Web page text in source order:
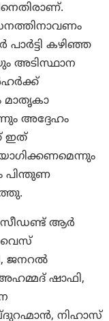
കഴിഞ്ഞ
അടിസ്ഥാന
മാതൃകാ
അദ്ദേഹം
ഇത്
പിന്തുണ
ആര്‍
വൈസ്
ജനറല്‍
അഹമ്മദ് ഷാഫി,
നിഹാസ്